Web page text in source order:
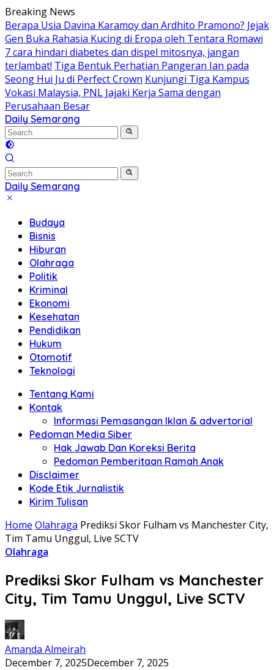
Skip
to
content
Breaking News
Berapa Usia Davina Karamoy dan Ardhito Pramono? Jejak
Gen Buka Rahasia Kucing di Eropa oleh Tentara Romawi
7 cara hindari diabetes dan dispel mitosnya, jangan
terlambat! Tiga Bentuk Perhatian Pangeran Ian pada
Seong Hui Ju di Perfect Crown Kunjungi Tiga Kampus
Vokasi Malaysia, PNL Jajaki Kerja Sama dengan
Perusahaan Besar
Daily Semarang
"Semarang
Hari
Ini:
Informasi
Terkini
untuk
Daily Semarang
"Semarang
Informasi
Terkini
untuk
Anda"
Budaya
Bisnis
Hiburan
Olahraga
Politik
Kriminal
Ekonomi
Kesehatan
Pendidikan
Hukum
Otomotif
Teknologi
Tentang Kami
Kontak
Informasi Pemasangan Iklan & advertorial
Pedoman Media Siber
Hak Jawab Dan Koreksi Berita
Pedoman Pemberitaan Ramah Anak
Disclaimer
Kode Etik Jurnalistik
Kirim Tulisan
Home Olahraga Prediksi Skor Fulham vs Manchester City,
Tim Tamu Unggul, Live SCTV
Olahraga
Prediksi Skor Fulham vs Manchester
City, Tim Tamu Unggul, Live SCTV
Amanda Almeirah
December 7, 2025December 7, 2025